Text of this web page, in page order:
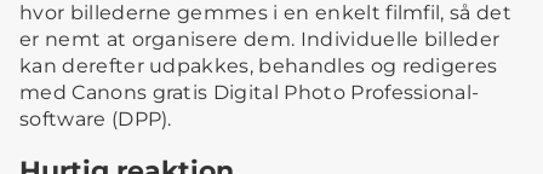
hvor billederne gemmes i en enkelt filmfil, så det
er nemt at organisere dem. Individuelle billeder
kan derefter udpakkes, behandles og redigeres
med Canons gratis Digital Photo Professional-
software (DPP).